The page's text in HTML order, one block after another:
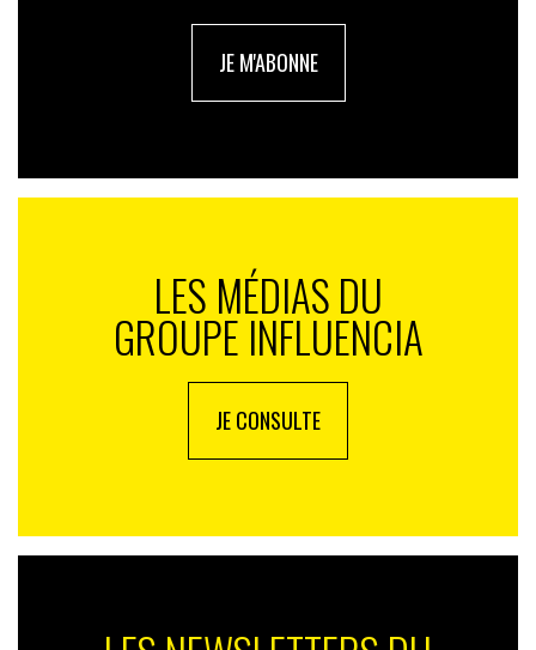
touristes en devenir, les professionnels doivent donc
leur en mettre plein la vue et leur proposer un service
hors pair. Virgin Holidays semble l’avoir compris avec
sa nouvelle agence de Milton Keynes.
JE M'ABONNE
LES MÉDIAS DU
GROUPE INFLUENCIA
JE CONSULTE